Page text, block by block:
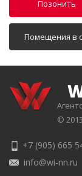
Позонить
Помещения в
©
+7 (905) 665
info@wi-nn.ru